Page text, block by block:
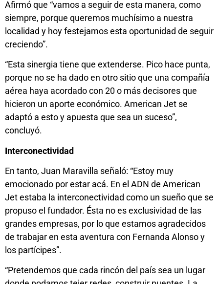
Afirmó que “vamos a seguir de esta manera, como
siempre, porque queremos muchísimo a nuestra
localidad y hoy festejamos esta oportunidad de seguir
creciendo”.
“Esta sinergia tiene que extenderse. Pico hace punta,
porque no se ha dado en otro sitio que una compañía
aérea haya acordado con 20 o más decisores que
hicieron un aporte económico. American Jet se
adaptó a esto y apuesta que sea un suceso”,
concluyó.
Interconectividad
En tanto, Juan Maravilla señaló: “Estoy muy
emocionado por estar acá. En el ADN de American
Jet estaba la interconectividad como un sueño que se
propuso el fundador. Ésta no es exclusividad de las
grandes empresas, por lo que estamos agradecidos
de trabajar en esta aventura con Fernanda Alonso y
los partícipes”.
“Pretendemos que cada rincón del país sea un lugar